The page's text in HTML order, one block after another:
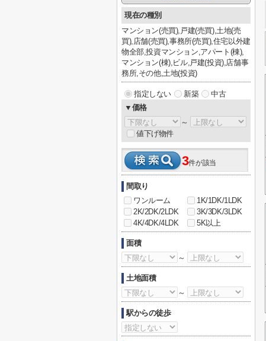
現在の種別
マンション(売買),戸建(売買),土地(売
買),店舗(売買),事務所(売買),住宅以外建
物全部,投資マンション,アパート(棟),
マンション(棟),ビル,戸建(投資),店舗事
務所,その他,土地(投資)
指定しない 新築
中古
▼価格
～
値下げ物件
3件が該当
間取り
ワンルーム
1K/1DK/1LDK
2K/2DK/2LDK
3K/3DK/3LDK
4K/4DK/4LDK
5K以上
面積
～
土地面積
～
駅からの徒歩